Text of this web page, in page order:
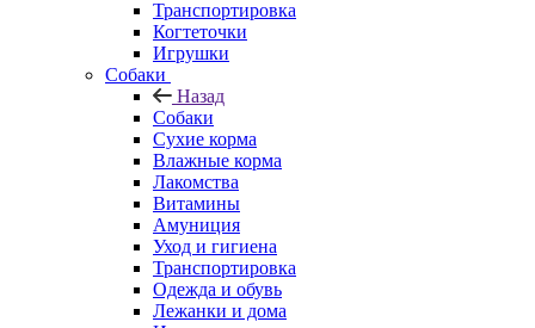
Транспортировка
Когтеточки
Игрушки
Собаки
Назад
Собаки
Сухие корма
Влажные корма
Лакомства
Витамины
Амуниция
Уход и гигиена
Транспортировка
Одежда и обувь
Лежанки и дома